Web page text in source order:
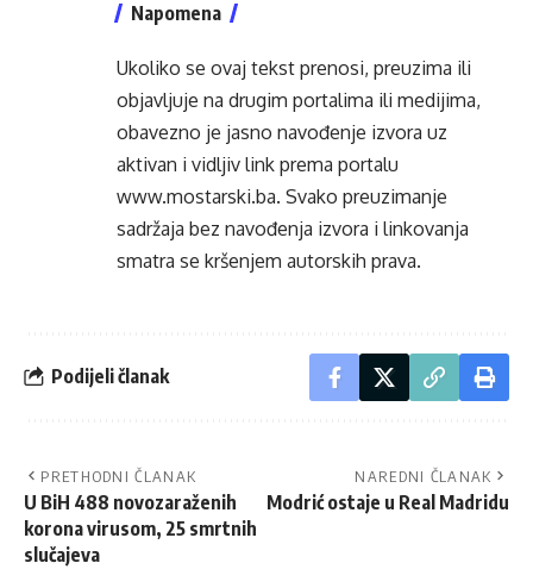
Napomena
Ukoliko se ovaj tekst prenosi, preuzima ili
objavljuje na drugim portalima ili medijima,
obavezno je jasno navođenje izvora uz
aktivan i vidljiv link prema portalu
www.mostarski.ba. Svako preuzimanje
sadržaja bez navođenja izvora i linkovanja
smatra se kršenjem autorskih prava.
Podijeli članak
PRETHODNI ČLANAK
U BiH 488 novozaraženih
korona virusom, 25 smrtnih
slučajeva
NAREDNI ČLANAK
Modrić ostaje u Real Madridu